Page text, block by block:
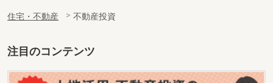
住宅・不動産 不動産投資
注目のコンテンツ